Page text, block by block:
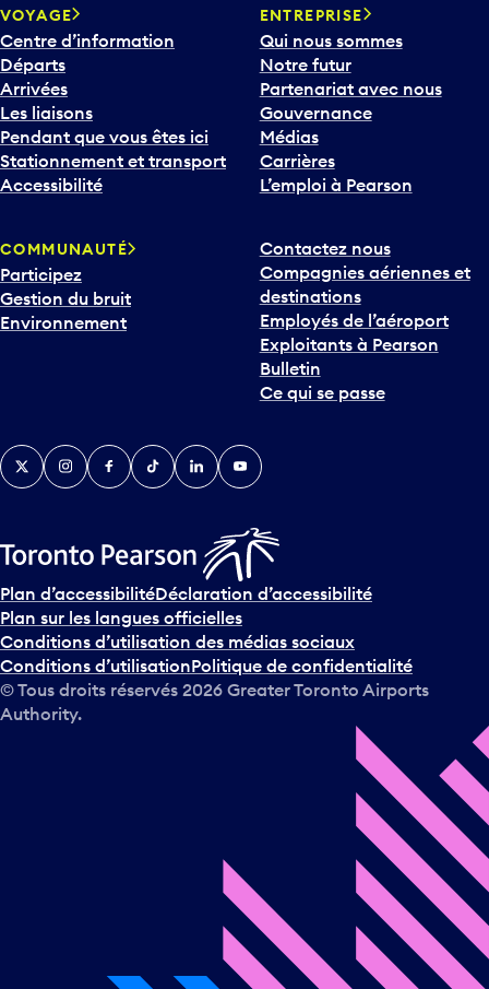
Centre d’information
Départs
Arrivées
Les liaisons
Pendant que vous êtes ici
Stationnement et transport
Accessibilité
Qui nous sommes
Notre futur
Partenariat avec nous
Gouvernance
Médias
Carrières
L’emploi à Pearson
Participez
Gestion du bruit
Environnement
Compagnies aériennes et
destinations
Employés de l’aéroport
Exploitants à Pearson
Bulletin
Ce qui se passe
Plan d’accessibilitéDéclaration d’accessibilité
Plan sur les langues officielles
Conditions d’utilisation des médias sociaux
Conditions d’utilisation Politique de confidentialité
© Tous droits réservés2026Greater Toronto Airports
Authority.